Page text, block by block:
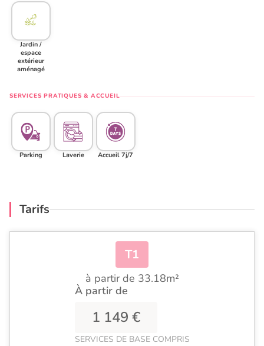
Jardin /
espace
extérieur
aménagé
SERVICES PRATIQUES & ACCUEIL
Parking Laverie Accueil 7j/7
Tarifs
T1
à partir de 33.18m²
À partir de
1 149 €
SERVICES DE BASE COMPRIS